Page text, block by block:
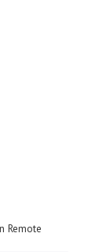
Remote